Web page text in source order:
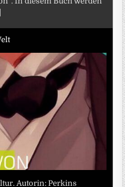
Autorin: Perkins